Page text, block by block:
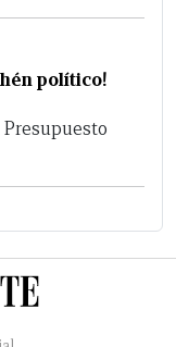
político!